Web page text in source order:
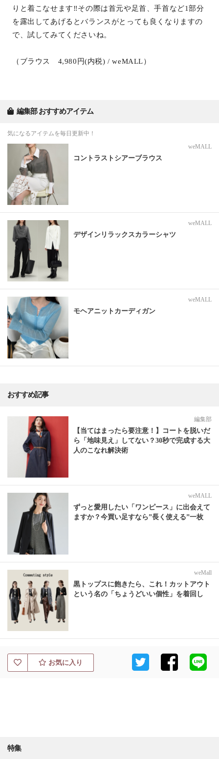
りと着こなせます‼その際は首元や足首、手首など1部分
を露出してあげるとバランスがとっても良くなりますの
で、試してみてくださいね。
（ブラウス 4,980円(内税) / weMALL）
編集部 おすすめアイテム
気になるアイテムを毎日更新中！
weMALL
コントラストシアーブラウス
weMALL
デザインリラックスカラーシャツ
weMALL
モヘアニットカーディガン
おすすめ記事
編集部
【当てはまったら要注意！】コートを脱いだ
ら「地味見え」してない？30秒で完成する大
人のこなれ解決術
weMALL
ずっと愛用したい「ワンピース」に出会えて
ますか？今買い足すなら”長く使える”一枚
weMall
黒トップスに飽きたら、これ！カットアウト
という名の「ちょうどいい個性」を着回し
お気に入り
特集